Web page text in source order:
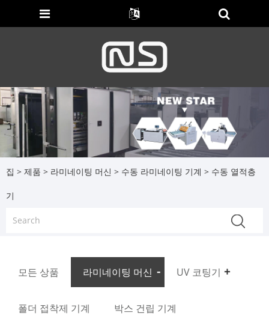
집 > 제품 > 라미네이팅 머신 > 수동 라미네이팅 기계 > 수동 열적층
기
모든 상품 라미네이팅 머신 UV 코팅기
폴더 접착제 기계 박스 건립 기계